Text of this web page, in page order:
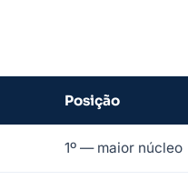
Posição
1º — maior núcleo